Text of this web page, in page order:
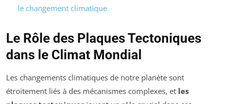
le changement climatique
Le Rôle des Plaques Tectoniques
dans le Climat Mondial
Les changements climatiques de notre planète sont
étroitement liés à des mécanismes complexes, et les